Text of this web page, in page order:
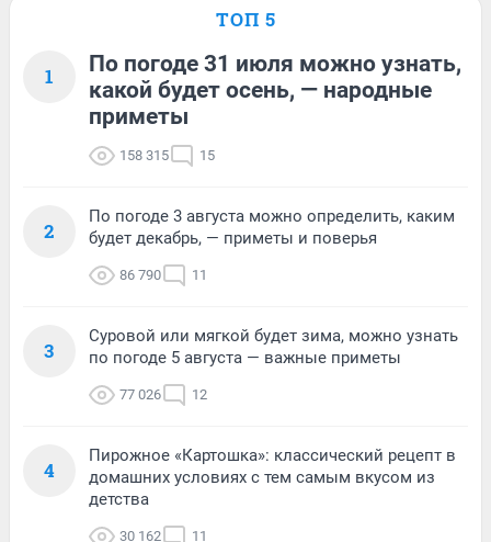
ТОП 5
1
По погоде 31 июля можно узнать,
какой будет осень, — народные
приметы
158 315 15
2
По погоде 3 августа можно определить, каким
будет декабрь, — приметы и поверья
86 790 11
3
Суровой или мягкой будет зима, можно узнать
по погоде 5 августа — важные приметы
77 026 12
4
Пирожное «Картошка»: классический рецепт в
домашних условиях с тем самым вкусом из
детства
30 162 11